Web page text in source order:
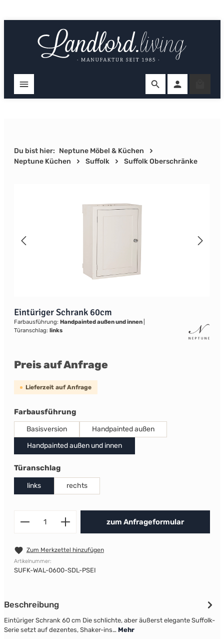
Du bist hier: Neptune Möbel & Küchen
Neptune Küchen
Suffolk Suffolk Oberschränke
Eintüriger Schrank 60cm
Farbausführung: Handpainted außen und innen
Türanschlag: links
Preis auf Anfrage
Lieferzeit auf Anfrage
Farbausführungauswählen
Basisversion
Handpainted außen
Handpainted außen und innen
Türanschlagauswählen
links rechts
Produkt Anzahl: Gib den
zum Anfrageformular
Zum Merkzettel hinzufügen
Artikelnummer:
SUFK-WAL-0600-SDL-PSEI
Beschreibung
Eintüriger Schrank 60 cm Die schlichte, aber äußerst elegante Suffolk-
Serie setzt auf dezentes, Shaker-ins… Mehr